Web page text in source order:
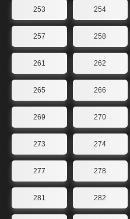
253 254
257 258
261 262
265 266
269 270
273 274
277 278
281 282